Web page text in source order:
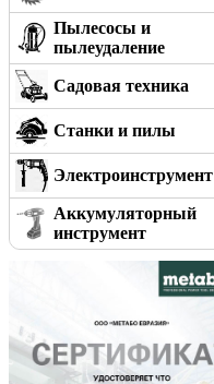
Пылесосы и
пылеудаление
Садовая техника
Станки и пилы
Электроинструмент
Аккумуляторный
инструмент